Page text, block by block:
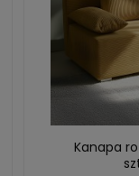
Kanapa